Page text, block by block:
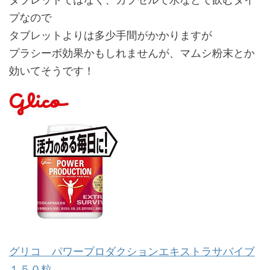
プなので
タブレットよりは多少手間がかかりますが
プラシーボ効果かもしれませんが、マムシ粉末とか
効いてそうです！
グリコ パワープロダクションエキストラサバイブ